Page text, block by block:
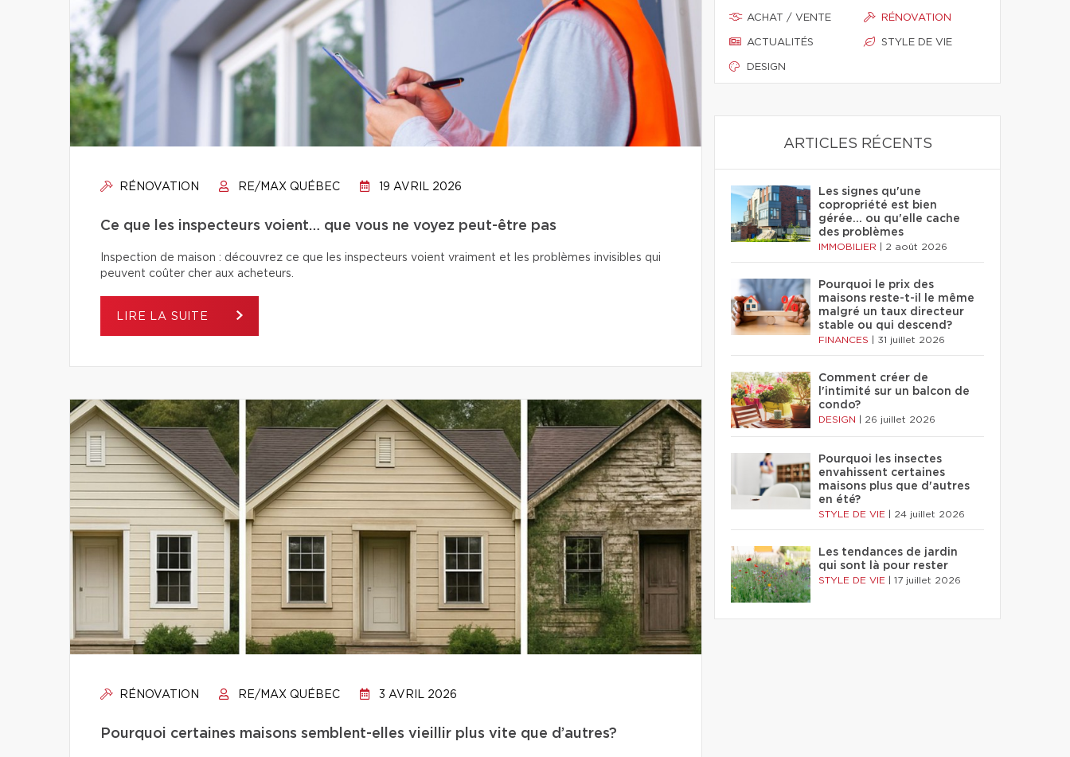
RÉNOVATION RE/MAX QUÉBEC 19 AVRIL 2026
Ce que les inspecteurs voient… que vous ne voyez peut-être pas
Inspection de maison : découvrez ce que les inspecteurs voient vraiment et les problèmes invisibles qui
peuvent coûter cher aux acheteurs.
LIRE LA SUITE
RÉNOVATION RE/MAX QUÉBEC 3 AVRIL 2026
Pourquoi certaines maisons semblent-elles vieillir plus vite que d’autres?
ACHAT / VENTE
ACTUALITÉS
DESIGN
RÉNOVATION
STYLE DE VIE
ARTICLES RÉCENTS
Les signes qu'une
copropriété est bien
gérée… ou qu'elle cache
des problèmes
IMMOBILIER 2 août 2026
Pourquoi le prix des
maisons reste-t-il le même
malgré un taux directeur
stable ou qui descend?
FINANCES 31 juillet 2026
Comment créer de
l'intimité sur un balcon de
condo?
DESIGN 26 juillet 2026
Pourquoi les insectes
envahissent certaines
maisons plus que d'autres
en été?
STYLE DE VIE 24 juillet 2026
Les tendances de jardin
qui sont là pour rester
STYLE DE VIE 17 juillet 2026